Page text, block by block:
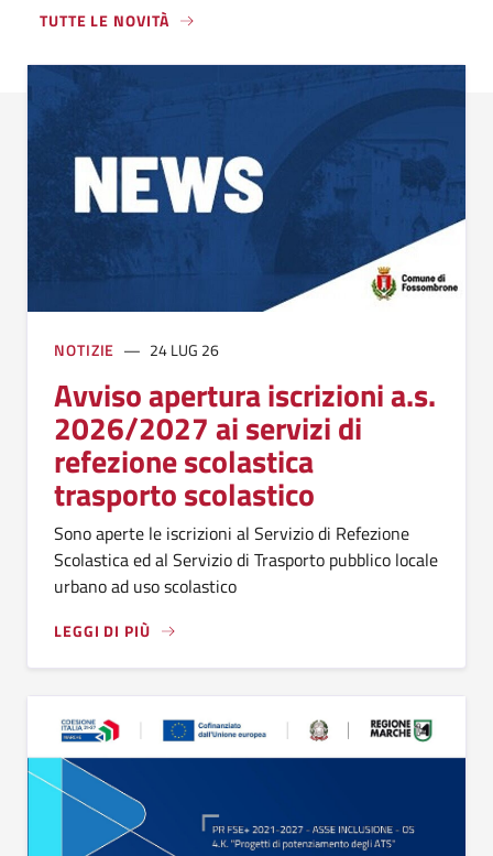
TUTTE LE NOVITÀ
NOTIZIE 24 LUG 26
Avviso apertura iscrizioni a.s.
2026/2027 ai servizi di
refezione scolastica
trasporto scolastico
Sono aperte le iscrizioni al Servizio di Refezione
Scolastica ed al Servizio di Trasporto pubblico locale
urbano ad uso scolastico
LEGGI DI PIÙ